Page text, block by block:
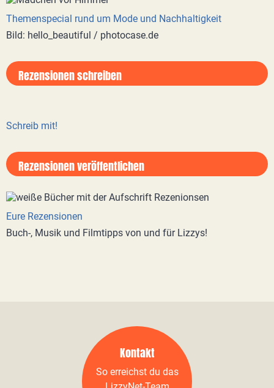
Themenspecial rund um Mode und Nachhaltigkeit
Bild: hello_beautiful / photocase.de
Rezensionen schreiben
Schreib mit!
Rezensionen veröffentlichen
Eure Rezensionen
Buch-, Musik und Filmtipps von und für Lizzys!
Kontakt
So erreichst du das